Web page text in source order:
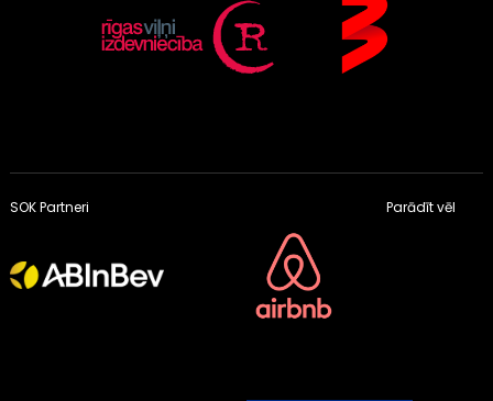
SOK Partneri Parādīt vēl